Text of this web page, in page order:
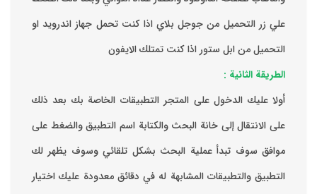
علي زر التحميل من جوجل بلاي اذا كنت تحمل جهاز اندرويد او
التحميل من ابل ستور اذا كنت تمتلك الايفون
الطريقة الثانية :
‏أولا عليك الدخول على المتجر التطبيقات الخاصة بك ‏بعد ذلك
على الانتقال إلى خانة البحث والكتابة اسم التطبيق والضغط على
موافق ‏سوف تبدأ عملية البحث بشكل تلقائي وسوف يظهر لك
التطبيق والتطبيقات المشابهة له في دقائق معدودة ‏عليك اختيار